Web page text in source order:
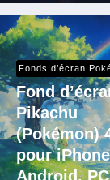
Fonds d’écran
Fond
Pikachu
(Pokémon)
pour
Android,